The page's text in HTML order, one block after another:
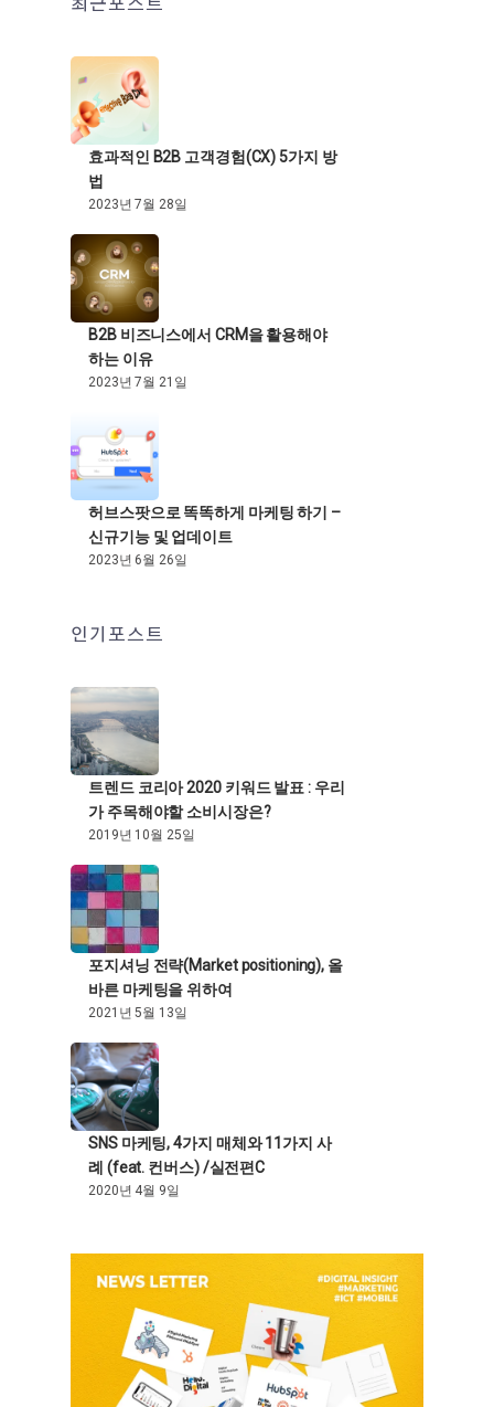
최근포스트
효과적인 B2B 고객경험(CX) 5가지 방
법
2023년 7월 28일
B2B 비즈니스에서 CRM을 활용해야
하는 이유
2023년 7월 21일
허브스팟으로 똑똑하게 마케팅 하기 –
신규기능 및 업데이트
2023년 6월 26일
인기포스트
트렌드 코리아 2020 키워드 발표 : 우리
가 주목해야할 소비시장은?
2019년 10월 25일
포지셔닝 전략(Market positioning), 올
바른 마케팅을 위하여
2021년 5월 13일
SNS 마케팅, 4가지 매체와 11가지 사
례 (feat. 컨버스) /실전편C
2020년 4월 9일